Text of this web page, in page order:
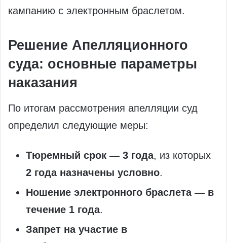
кампанию с электронным браслетом.
Решение Апелляционного
суда: основные параметры
наказания
По итогам рассмотрения апелляции суд
определил следующие меры:
Тюремный срок — 3 года, из которых
2 года назначены условно.
Ношение электронного браслета — в
течение 1 года.
Запрет на участие в